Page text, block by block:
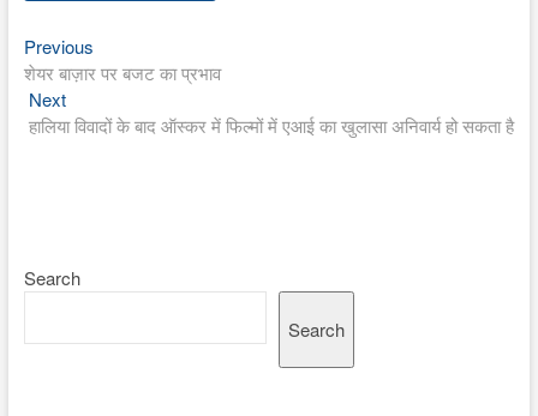
Post
navigation
PreviousPrevious
post:
शेयर बाज़ार पर बजट का प्रभाव
NextNext
post:
हालिया विवादों के बाद ऑस्कर में फिल्मों में एआई का खुलासा अनिवार्य हो सकता है
Search
Search